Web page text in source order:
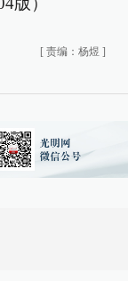
[ 责编：杨煜 ]